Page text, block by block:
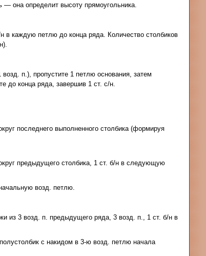
она определит высоту прямоугольника.
в каждую петлю до конца ряда. Количество столбиков
п.), пропустите 1 петлю основания, затем
до конца ряда, завершив 1 ст. с/н.
последнего выполненного столбика (формируя
предыдущего столбика, 1 ст. б/н в следующую
возд. петлю.
из 3 возд. п. предыдущего ряда, 3 возд. п., 1 ст. б/н в
с накидом в 3-ю возд. петлю начала